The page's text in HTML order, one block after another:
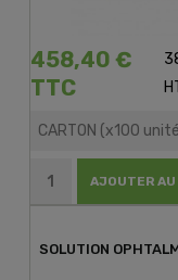
458,40 €
TTC
AJOUTER AU
SOLUTION